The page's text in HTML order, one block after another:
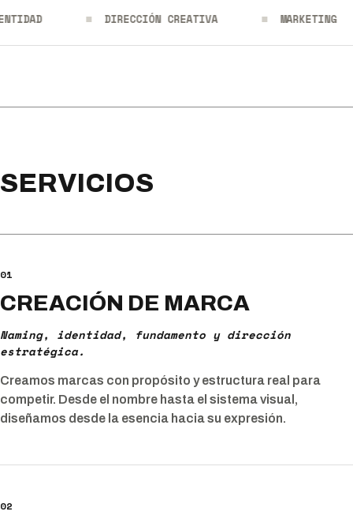
DIRECCIÓN CREATIVA MARKETING
SERVICIOS
01
CREACIÓN DE MARCA
Naming, identidad, fundamento y dirección
estratégica.
Creamos marcas con propósito y estructura real para
competir. Desde el nombre hasta el sistema visual,
diseñamos desde la esencia hacia su expresión.
02